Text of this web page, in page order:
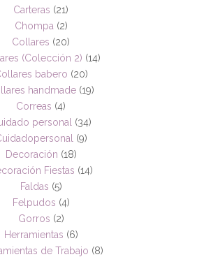
Carteras (21)
Chompa (2)
Collares (20)
(Colección 2) (14)
babero (20)
handmade (19)
Correas (4)
personal (34)
(9)
Decoración (18)
Fiestas (14)
Faldas (5)
Felpudos (4)
Gorros (2)
Herramientas (6)
de Trabajo (8)